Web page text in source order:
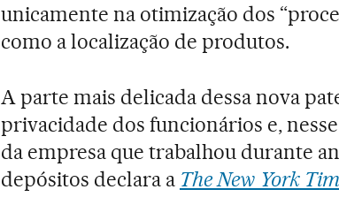
unicamente na otimização dos
como a localização de produtos.
A parte mais delicada dessa nova
privacidade dos funcionários e,
da empresa que trabalhou durante
depósitos declara a The New York